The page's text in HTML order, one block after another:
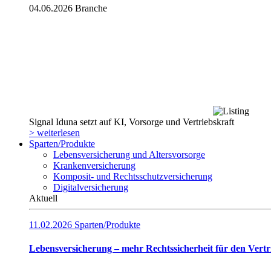
04.06.2026 Branche
Signal Iduna setzt auf KI, Vorsorge und Vertriebskraft
> weiterlesen
Sparten/Produkte
Lebensversicherung und Altersvorsorge
Krankenversicherung
Komposit- und Rechtsschutzversicherung
Digitalversicherung
Aktuell
11.02.2026 Sparten/Produkte
Lebensversicherung – mehr Rechtssicherheit für den